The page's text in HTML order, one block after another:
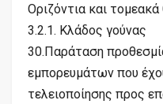
Οριζόντια και
3.2.1. Κλάδος γούνας
30.Παράταση
εμπορευμάτων που
τελειοποίησης προς